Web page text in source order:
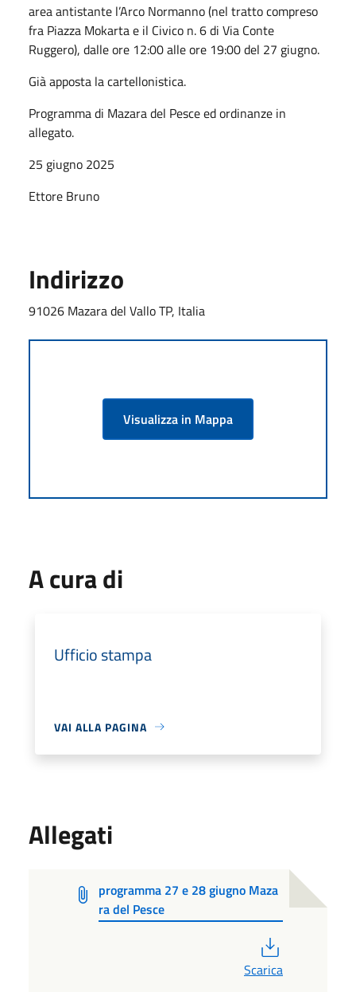
area antistante l’Arco Normanno (nel tratto compreso
fra Piazza Mokarta e il Civico n. 6 di Via Conte
Ruggero), dalle ore 12:00 alle ore 19:00 del 27 giugno.
Già apposta la cartellonistica.
Programma di Mazara del Pesce ed ordinanze in
allegato.
25 giugno 2025
Ettore Bruno
Indirizzo
91026 Mazara del Vallo TP, Italia
Visualizza in Mappa
A cura di
Ufficio stampa
VAI ALLA PAGINA
Allegati
programma 27 e 28 giugno Maza
ra del Pesce
Scarica